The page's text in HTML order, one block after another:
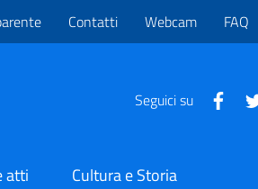
Contatti Webcam FAQ
Seguici su
atti Cultura e Storia